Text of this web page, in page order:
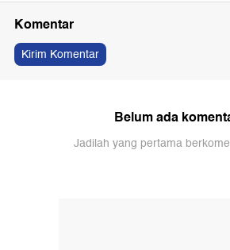
Komentar
Kirim Komentar
Belum ada
Jadilah yang pertama